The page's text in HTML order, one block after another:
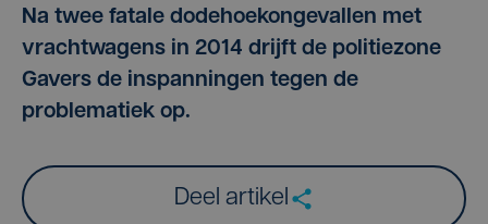
Na twee fatale dodehoekongevallen met
vrachtwagens in 2014 drijft de politiezone
Gavers de inspanningen tegen de
problematiek op.
Deel artikel